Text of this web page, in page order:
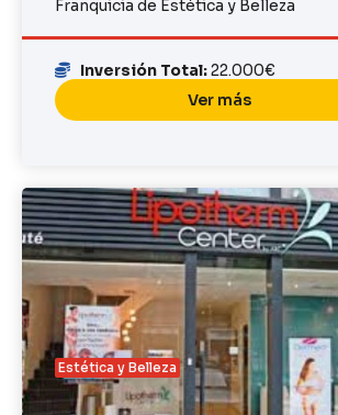
Franquicia de Estética y Belleza
Inversión Total:22.000€
Ver más
Estética y Belleza